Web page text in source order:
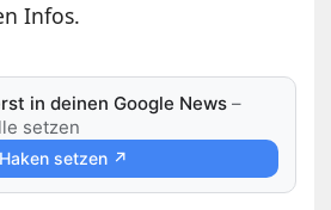
Infos.
in deinen Google News –
setzen
Haken setzen ↗